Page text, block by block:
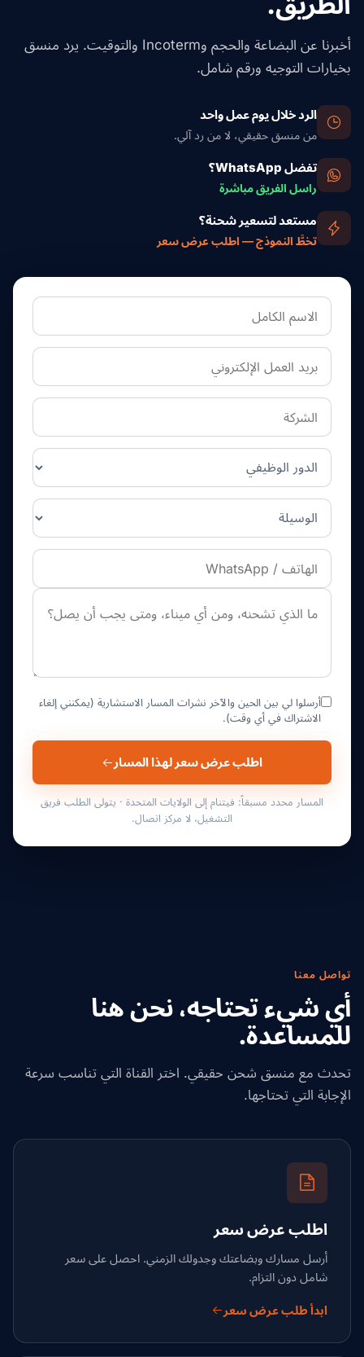
أخبرنا عن البضاعة والحجم وIncoterm والتوقيت. يرد منسق
بخيارات التوجيه ورقم شامل.
الرد خلال يوم عمل واحد
من منسق حقيقي، لا من رد آلي.
تفضل WhatsApp؟
راسل الفريق مباشرة
مستعد لتسعير شحنة؟
تخطَّ النموذج — اطلب عرض سعر
أرسلوا لي بين الحين والآخر نشرات المسار الاستشارية (يمكنني إلغاء
الاشتراك في أي وقت).
اطلب عرض سعر لهذا المسار
المسار محدد مسبقاً: فيتنام إلى الولايات المتحدة · يتولى الطلب فريق
التشغيل، لا مركز اتصال.
تواصل معنا
أي شيء تحتاجه، نحن هنا
للمساعدة.
تحدث مع منسق شحن حقيقي. اختر القناة التي تناسب سرعة
الإجابة التي تحتاجها.
اطلب عرض سعر
أرسل مسارك وبضاعتك وجدولك الزمني. احصل على سعر
شامل دون التزام.
ابدأ طلب عرض سعر